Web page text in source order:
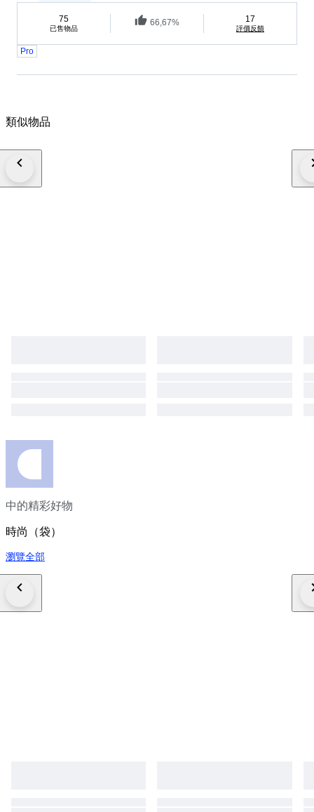
75
已售物品
66,67% 17
評價反饋
Pro
類似物品
中的精彩好物
時尚（袋）
瀏覽全部